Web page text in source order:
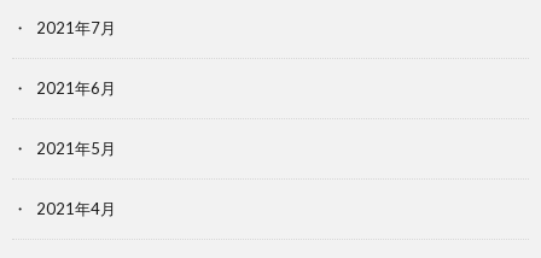
2021年7月
2021年6月
2021年5月
2021年4月